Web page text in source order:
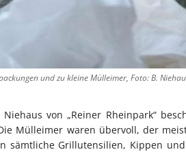
und zu kleine Mülleimer, Foto: B.
Niehaus von „Reiner Rheinpark“
Mülleimer waren übervoll, der
sämtliche Grillutensilien, Kippen